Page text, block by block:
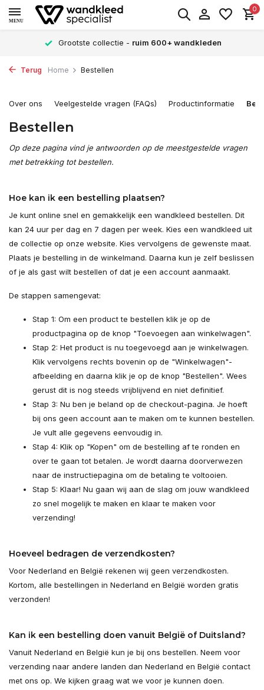
MENU
0
Grootste collectie - ruim 600+ wandkleden
Terug Home Bestellen
Over ons Veelgestelde vragen (FAQs) Productinformatie
Bestellen
Op deze pagina vind je antwoorden op de meestgestelde vragen
met betrekking tot bestellen.
Hoe kan ik een bestelling plaatsen?
Je kunt online snel en gemakkelijk een wandkleed bestellen. Dit
kan 24 uur per dag en 7 dagen per week. Kies een wandkleed uit
de collectie op onze website. Kies vervolgens de gewenste maat.
Plaats je bestelling in de winkelmand. Daarna kun je zelf beslissen
of je als gast wilt bestellen of dat je een account aanmaakt.
De stappen samengevat:
Stap 1: Om een product te bestellen klik je op de
productpagina op de knop "Toevoegen aan winkelwagen".
Stap 2: Het product is nu toegevoegd aan je winkelwagen.
Klik vervolgens rechts bovenin op de "Winkelwagen"-
afbeelding en daarna klik je op de knop "Bestellen". Wees
gerust dit is nog steeds vrijblijvend en niet definitief.
Stap 3: Nu ben je beland op de checkout-pagina. Je hoeft
bij ons geen account aan te maken om te kunnen bestellen.
Je vult alle gegevens eenvoudig in.
Stap 4: Klik op "Kopen" om de bestelling af te ronden en
over te gaan tot betalen. Je wordt daarna doorverwezen
naar de instructiepagina om de betaling te voltooien.
Stap 5: Klaar! Nu gaan wij aan de slag om jouw wandkleed
zo snel mogelijk te maken en klaar te maken voor
verzending!
Hoeveel bedragen de verzendkosten?
Voor Nederland en België rekenen wij geen verzendkosten.
Kortom, alle bestellingen in Nederland en België worden gratis
verzonden!
Kan ik een bestelling doen vanuit België of Duitsland?
Vanuit Nederland en België kun je bij ons bestellen. Neem voor
verzending naar andere landen dan Nederland en België contact
met ons op. We kijken graag wat we voor je kunnen doen.